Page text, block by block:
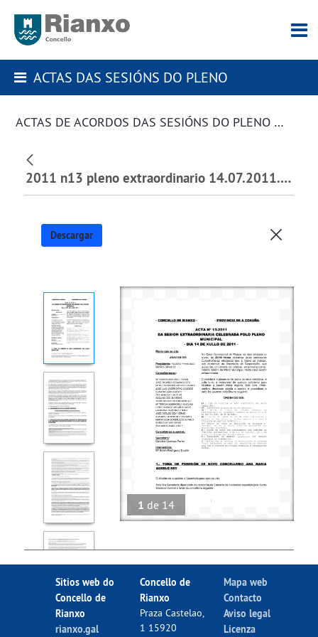
ACTAS DAS SESIÓNS DO PLENO
ACTAS DE ACORDOS DAS SESIÓNS DO PLENO DA CORPORACIÓN
2011 n13 pleno extraordinario 14.07.2011.pdf
Descargar
1 de 14
Sitios web do
Concello de
Rianxo
rianxo.gal
Concello de
Rianxo
Praza Castelao,
1 15920
Mapa web
Contacto
Aviso legal
Licenza